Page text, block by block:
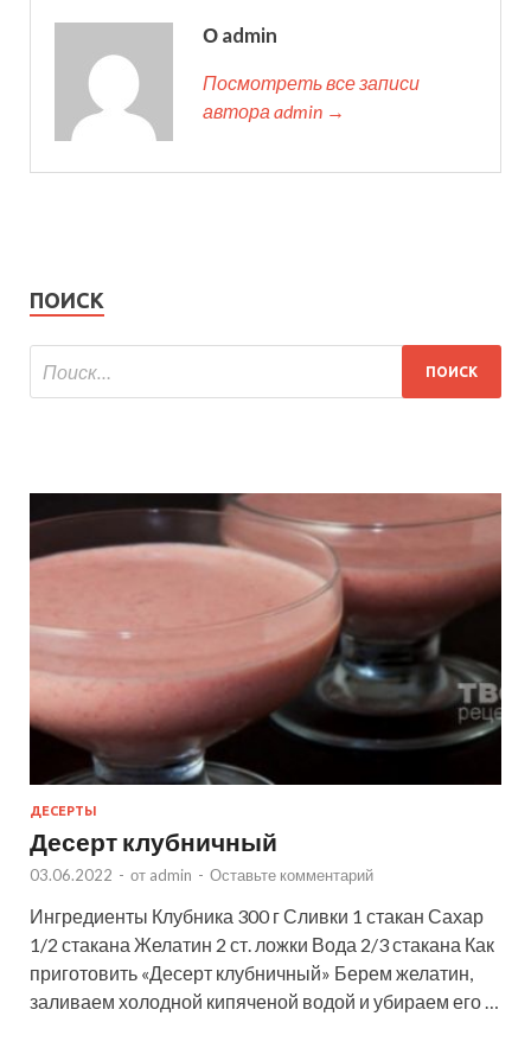
О admin
Посмотреть все записи
автора admin →
ПОИСК
ДЕСЕРТЫ
Десерт клубничный
03.06.2022 - от admin - Оставьте комментарий
Ингредиенты Клубника 300 г Сливки 1 стакан Сахар
1/2 стакана Желатин 2 ст. ложки Вода 2/3 стакана Как
приготовить «Десерт клубничный» Берем желатин,
заливаем холодной кипяченой водой и убираем его …